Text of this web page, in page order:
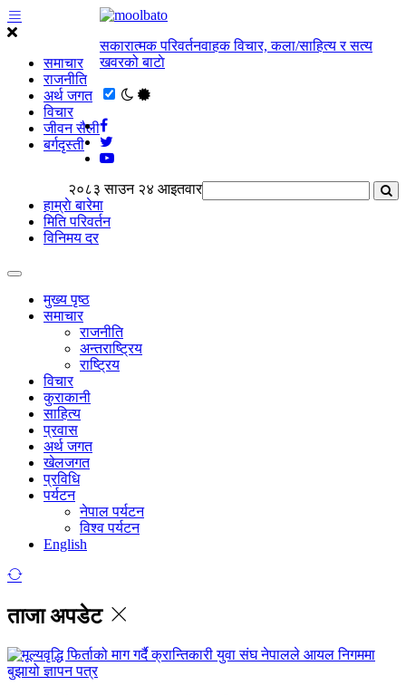
समाचार
राजनीति
अर्थ जगत
विचार
जीवन सैली
बर्गदृस्ती
सकारात्मक परिवर्तनवाहक विचार, कला/साहित्य र सत्य
खवरको बाटाे
२०८३ साउन २४ आइतवार
हाम्राे बारेमा
मिति परिवर्तन
विनिमय दर
मुख्य पृष्ठ
समाचार
राजनीति
अन्तराष्ट्रिय
राष्ट्रिय
विचार
कुराकानी
साहित्य
प्रवास
अर्थ जगत
खेलजगत
प्रविधि
पर्यटन
नेपाल पर्यटन
विश्व पर्यटन
English
ताजा अपडेट